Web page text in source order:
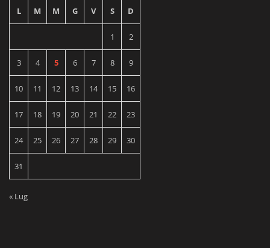
L M M G V S D
1 2
3 4 5 6 7 8 9
10 11 12 13 14 15 16
17 18 19 20 21 22 23
24 25 26 27 28 29 30
31
« Lug